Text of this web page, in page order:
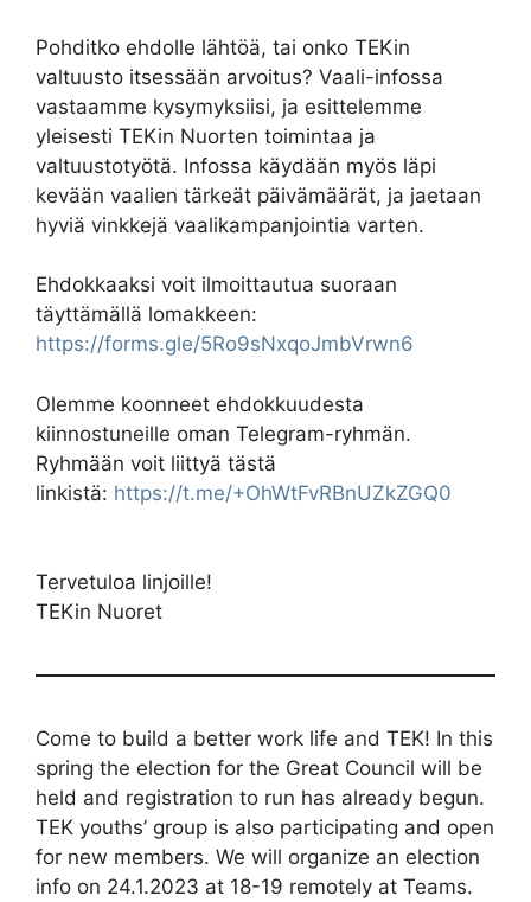
Pohditko ehdolle lähtöä, tai onko TEKin
valtuusto itsessään arvoitus? Vaali-infossa
vastaamme kysymyksiisi, ja esittelemme
yleisesti TEKin Nuorten toimintaa ja
valtuustotyötä. Infossa käydään myös läpi
kevään vaalien tärkeät päivämäärät, ja jaetaan
hyviä vinkkejä vaalikampanjointia varten.
Ehdokkaaksi voit ilmoittautua suoraan
täyttämällä lomakkeen:
https://forms.gle/5Ro9sNxqoJmbVrwn6
Olemme koonneet ehdokkuudesta
kiinnostuneille oman Telegram-ryhmän.
Ryhmään voit liittyä tästä
linkistä: https://t.me/+OhWtFvRBnUZkZGQ0
Tervetuloa linjoille!
TEKin Nuoret
Come to build a better work life and TEK! In this
spring the election for the Great Council will be
held and registration to run has already begun.
TEK youths’ group is also participating and open
for new members. We will organize an election
info on 24.1.2023 at 18-19 remotely at Teams.